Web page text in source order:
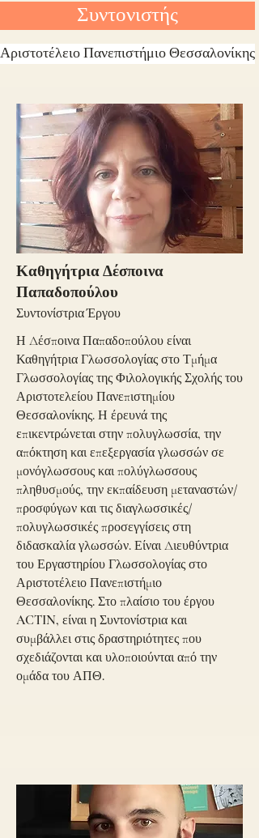
Συντονιστής
Αριστοτέλειο Πανεπιστήμιο Θεσσαλονίκης
Καθηγήτρια Δέσποινα
Παπαδοπούλου
Συντονίστρια Έργου
Η Δέσποινα Παπαδοπούλου είναι
Καθηγήτρια Γλωσσολογίας στο Τμήμα
Γλωσσολογίας της Φιλολογικής Σχολής του
Αριστοτελείου Πανεπιστημίου
Θεσσαλονίκης. Η έρευνά της
επικεντρώνεται στην πολυγλωσσία, την
απόκτηση και επεξεργασία γλωσσών σε
μονόγλωσσους και πολύγλωσσους
πληθυσμούς, την εκπαίδευση μεταναστών/
προσφύγων και τις διαγλωσσικές/
πολυγλωσσικές προσεγγίσεις στη
διδασκαλία γλωσσών. Είναι Διευθύντρια
του Εργαστηρίου Γλωσσολογίας στο
Αριστοτέλειο Πανεπιστήμιο
Θεσσαλονίκης. Στο πλαίσιο του έργου
ACTIN, είναι η Συντονίστρια και
συμβάλλει στις δραστηριότητες που
σχεδιάζονται και υλοποιούνται από την
ομάδα του ΑΠΘ.